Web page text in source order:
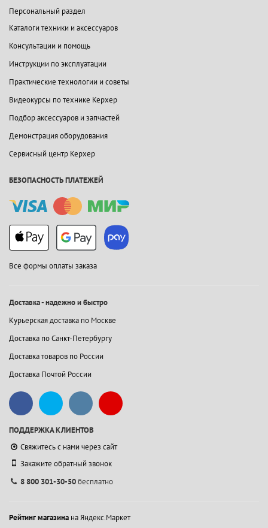
Персональный раздел
Каталоги техники и аксессуаров
Консультации и помощь
Инструкции по эксплуатации
Практические технологии и советы
Видеокурсы по технике Керхер
Подбор аксессуаров и запчастей
Демонстрация оборудования
Сервисный центр Керхер
БЕЗОПАСНОСТЬ ПЛАТЕЖЕЙ
Все формы оплаты заказа
Доставка - надежно и быстро
Курьерская доставка по Москве
Доставка по Санкт-Петербургу
Доставка товаров по России
Доставка Почтой России
ПОДДЕРЖКА КЛИЕНТОВ
Свяжитесь с нами через сайт
Закажите обратный звонок
8 800 301-30-50бесплатно
Рейтинг магазина на Яндекс.Маркет